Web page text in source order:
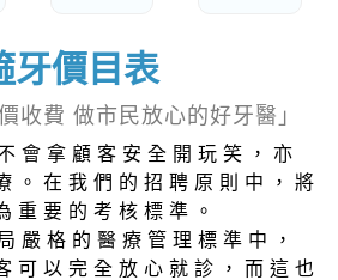
牙價目表
收費 做市民放心的好牙醫」
會拿顧客安全開玩笑，亦
。在我們的招聘原則中，將
重要的考核標準。
嚴格的醫療管理標準中，
可以完全放心就診，而這也